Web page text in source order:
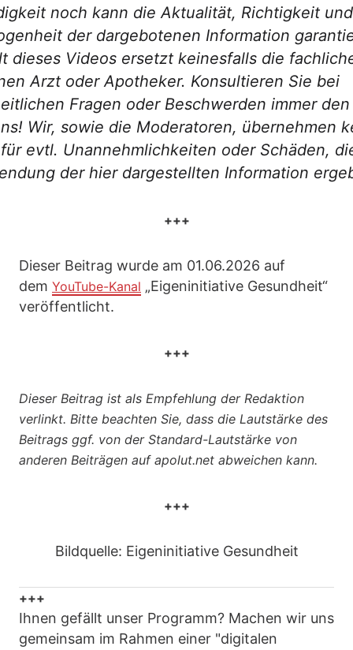
noch kann die Aktualität, Richtigkeit und
der dargebotenen Information
dieses Videos ersetzt keinesfalls die
Arzt oder Apotheker. Konsultieren Sie bei
Fragen oder Beschwerden immer
Wir, sowie die Moderatoren, übernehmen
evtl. Unannehmlichkeiten oder Schäden,
der hier dargestellten Information
+++
Dieser Beitrag wurde am 01.06.2026 auf
dem YouTube-Kanal „Eigeninitiative Gesundheit“
veröffentlicht.
+++
Dieser Beitrag ist als Empfehlung der Redaktion
verlinkt. Bitte beachten Sie, dass die Lautstärke des
Beitrags ggf. von der Standard-Lautstärke von
anderen Beiträgen auf apolut.net abweichen kann.
+++
Bildquelle: Eigeninitiative Gesundheit
+++
Ihnen gefällt unser Programm? Machen wir uns
gemeinsam im Rahmen einer "digitalen